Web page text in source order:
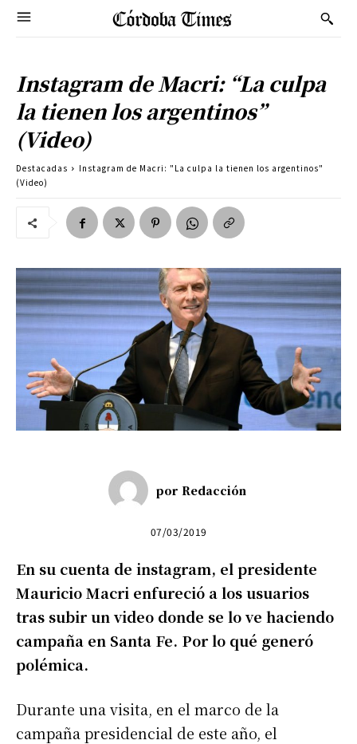
Instagram de Macri: “La culpa
la tienen los argentinos”
(Video)
Destacadas
Instagram de Macri: "La culpa la tienen los argentinos"
(Video)
por Redacción
07/03/2019
En su cuenta de instagram, el presidente
Mauricio Macri enfureció a los usuarios
tras subir un video donde se lo ve haciendo
campaña en Santa Fe. Por lo qué generó
polémica.
Durante una visita, en el marco de la
campaña presidencial de este año, el